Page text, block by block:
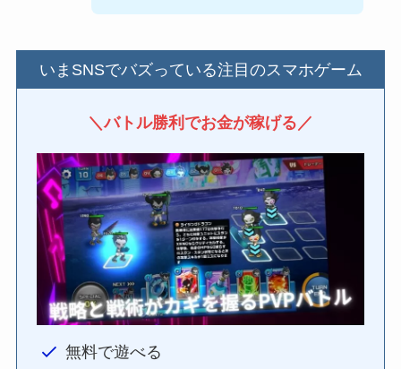
いまSNSでバズっている注目のスマホゲーム
＼バトル勝利でお金が稼げる／
無料で遊べる